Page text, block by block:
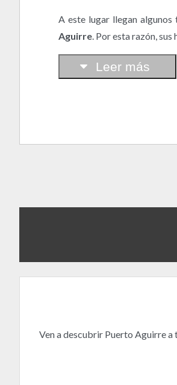
A este lugar llegan
Aguirre . Por esta razón,
Leer más
Ven a descubrir Puerto Aguirre a